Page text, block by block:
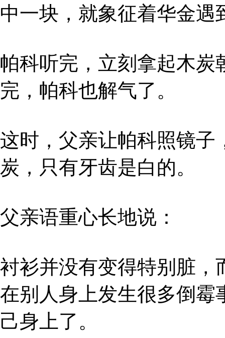
中一块，就象征着华金遇
帕科听完，立刻拿起木炭
完，帕科也解气了。
这时，父亲让帕科照镜子
炭，只有牙齿是白的。
父亲语重心长地说：
衬衫并没有变得特别脏，
在别人身上发生很多倒霉
己身上了。